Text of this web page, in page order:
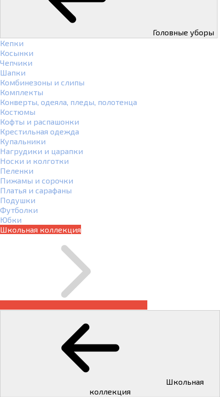
Головные уборы
Кепки
Косынки
Чепчики
Шапки
Комбинезоны и слипы
Комплекты
Конверты, одеяла, пледы, полотенца
Костюмы
Кофты и распашонки
Крестильная одежда
Купальники
Нагрудики и царапки
Носки и колготки
Пеленки
Пижамы и сорочки
Платья и сарафаны
Подушки
Футболки
Юбки
Школьная коллекция
коллекция